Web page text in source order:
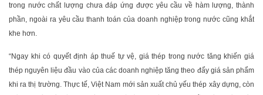
trong nước chất lượng chưa đáp ứng được yêu cầu về hàm lượng, thành
phần, ngoài ra yêu cầu thanh toán của doanh nghiệp trong nước cũng khắt
khe hơn.
“Ngay khi có quyết định áp thuế tự vệ, giá thép trong nước tăng khiến giá
thép nguyên liệu đầu vào của các doanh nghiệp tăng theo đẩy giá sản phẩm
khi ra thị trường. Thực tế, Việt Nam mới sản xuất chủ yếu thép xây dựng, còn